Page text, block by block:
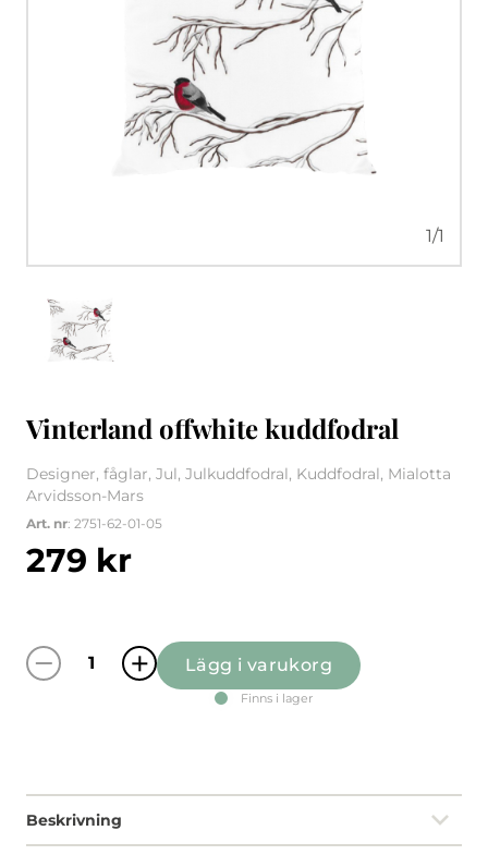
1/1
Vinterland offwhite kuddfodral
Designer, fåglar, Jul, Julkuddfodral, Kuddfodral, Mialotta
Arvidsson-Mars
Art. nr: 2751-62-01-05
279 kr
Vinterland offwhite kuddfodral mängd
Lägg i varukorg
Finns i lager
Beskrivning